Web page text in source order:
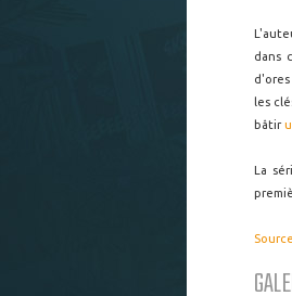
dans
les
bâtir
La
Source